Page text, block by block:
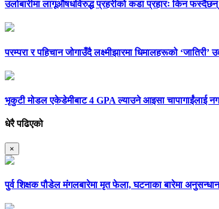
उर्लाबारीमा लागूऔषधविरुद्ध प्रहरीको कडा प्रहारः किन
परम्परा र पहिचान जोगाउँदै लक्ष्मीझारमा धिमालहरूको ‘जातिरी’
भृकुटी मोडल एकेडेमीबाट 4 GPA ल्याउने आइसा चापागाईंलाई
धेरै पढिएको
×
पुर्व शिक्षक पौडेल मंगलबारेमा मृत फेला, घटनाका बारेमा अनुसन्धान